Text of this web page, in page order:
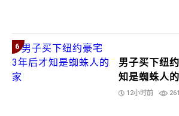
6
男子买下纽
知是蜘蛛人
12小时前